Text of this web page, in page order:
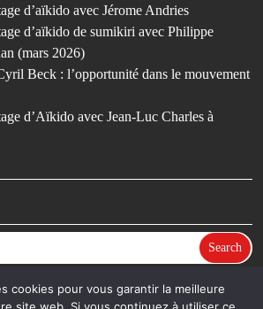
d’aïkido avec Jérome Andries
d’aïkido de sumikiri avec Philippe
(mars 2026)
Beck : l’opportunité dans le mouvement
d’Aïkido avec Jean-Luc Charles à
Search
cookies pour vous garantir la meilleure